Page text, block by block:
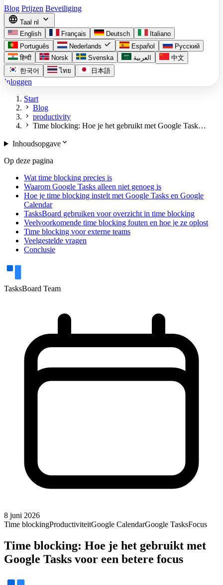
Blog Prijzen Beveiliging
language Taal nl expand_more
English Français Deutsch
Italiano
Português
Nederlands check Español
Русский
हिन्दी
Norsk Svenska العربية
中文
한국어
ไทย 日本語
Inloggen
Start
chevron_right Blog
chevron_right productivity
chevron_right Time blocking: Hoe je het gebruikt met Google Task…
Inhoudsopgaveexpand_more
Op deze pagina
Wat time blocking precies is
Waarom Google Tasks alleen niet genoeg is
Hoe je time blocking instelt met Google Tasks en Google
Calendar
TasksBoard gebruiken voor overzicht in time blocking
Veelvoorkomende time blocking fouten en hoe je ze oplost
Time blocking voor externe teams
Veelgestelde vragen
Conclusie
TasksBoard Team
8 juni 2026
Time blockingProductiviteitGoogle CalendarGoogle TasksFocus
Time blocking: Hoe je het gebruikt met
Google Tasks voor een betere focus